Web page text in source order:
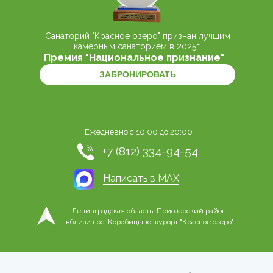
Ежедневно с 10:00 до 20:00
Написать в MAX
Ленинградская область, Приозерский район,
вблизи пос. Коробицыно, курорт "Красное озеро"
+7 (812) 334-94-54
Санаторий "Красное озеро" признан лучшим
камерным санаторием в 2025г.
Премия "Национальное признание"
ЗАБРОНИРОВАТЬ